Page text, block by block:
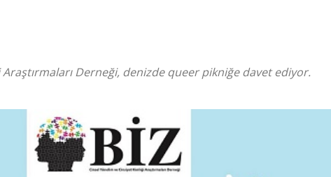
Derneği, denizde queer pikniğe davet ediyor.